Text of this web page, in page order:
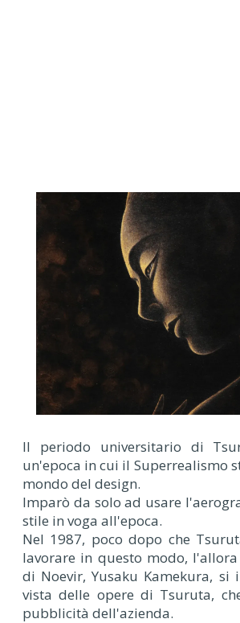
Il periodo universitario di
un'epoca in cui il Superrealismo
mondo del design.
Imparò da solo ad usare
stile in voga all'epoca.
Nel 1987, poco dopo che
lavorare in questo modo,
di Noevir, Yusaku Kamekura, si
vista delle opere di Tsuruta,
pubblicità dell'azienda.